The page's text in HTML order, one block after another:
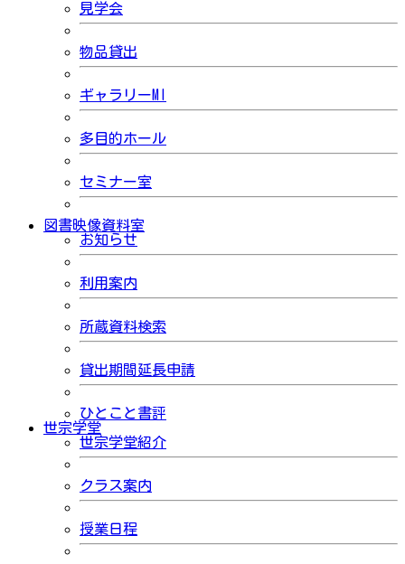
見学会
物品貸出
ギャラリーMI
多目的ホール
セミナー室
図書映像資料室
お知らせ
利用案内
所蔵資料検索
貸出期間延長申請
ひとこと書評
世宗学堂
世宗学堂紹介
クラス案内
授業日程